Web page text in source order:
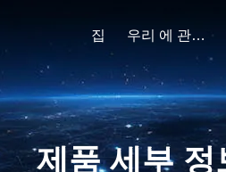
집 우리 에 관한 것
제품 세부 정